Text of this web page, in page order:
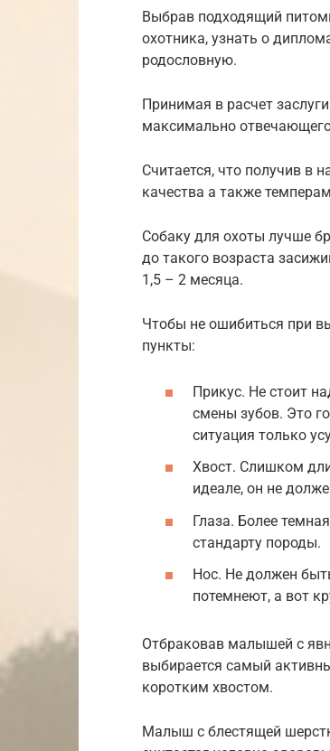
Выбрав подходящий
охотника, узнать о
родословную.
Принимая в расчет
максимально
Считается, что получив в
качества а также
Собаку для охоты лучше
до такого возраста
1,5 – 2 месяца.
Чтобы не ошибиться при
пункты:
Прикус. Не стоит
смены зубов. Это
ситуация только
Хвост. Слишком
идеале, он не
Глаза. Более
стандарту породы.
Нос. Не должен
потемнеют, а вот
Отбраковав малышей с
выбирается самый
коротким хвостом.
Малыш с блестящей